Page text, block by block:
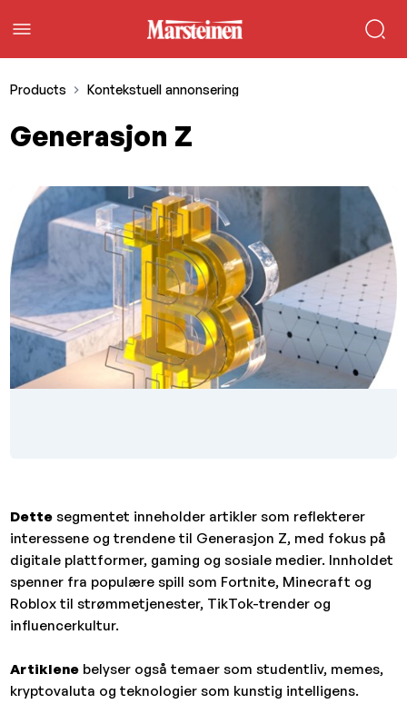
Products Kontekstuell annonsering
Generasjon Z
Dette segmentet inneholder artikler som reflekterer
interessene og trendene til Generasjon Z, med fokus på
digitale plattformer, gaming og sosiale medier. Innholdet
spenner fra populære spill som Fortnite, Minecraft og
Roblox til strømmetjenester, TikTok-trender og
influencerkultur.
Artiklene belyser også temaer som studentliv, memes,
kryptovaluta og teknologier som kunstig intelligens.